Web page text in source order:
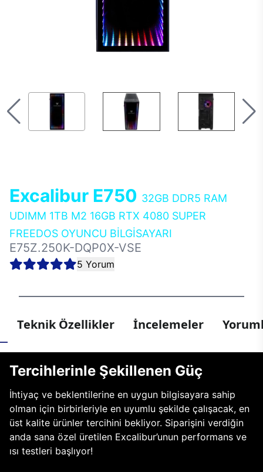
Excalibur E750 32GB DDR5 RAM
UDIMM 1TB M2 16GB RTX 4080 SUPER
FREEDOS OYUNCU BİLGİSAYARI
E75Z.250K-DQP0X-VSE
5 Yorum
Teknik Özellikler İncelemeler
Tercihlerinle Şekillenen Güç
İhtiyaç ve beklentilerine en uygun bilgisayara sahip
olman için birbirleriyle en uyumlu şekilde çalışacak, en
üst kalite ürünler tercihini bekliyor. Siparişini verdiğin
anda sana özel üretilen Excalibur’unun performans ve
ısı testleri başlıyor!